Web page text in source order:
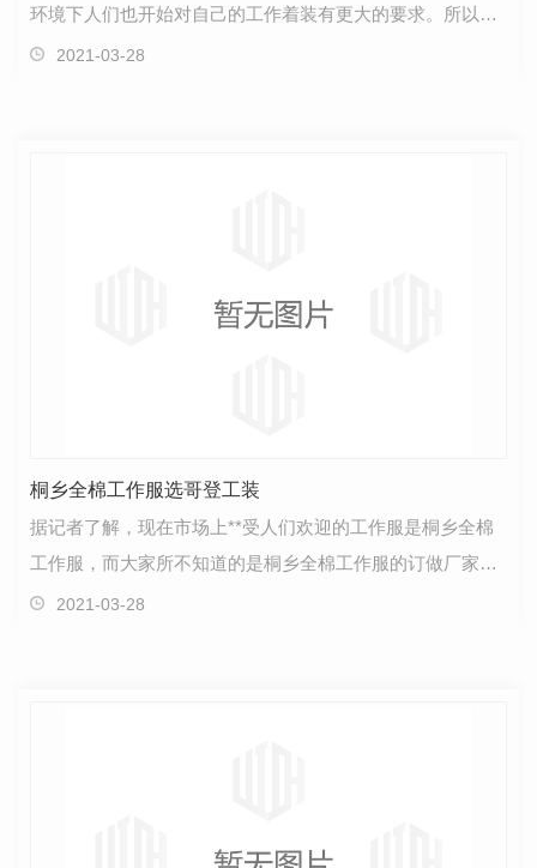
环境下人们也开始对自己的工作着装有更大的要求。所以我
们喜欢让自己神采奕奕，穿着合适的工作服能给予我们…
2021-03-28
桐乡全棉工作服选哥登工装
据记者了解，现在市场上**受人们欢迎的工作服是桐乡全棉
工作服，而大家所不知道的是桐乡全棉工作服的订做厂家是
哥登工装，哥登工装是江西的一家工作服生产厂家，它…
2021-03-28